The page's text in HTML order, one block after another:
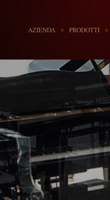
AZIENDA PRODOTTI